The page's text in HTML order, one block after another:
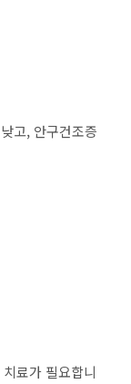
고, 안구건조증
료가 필요합니